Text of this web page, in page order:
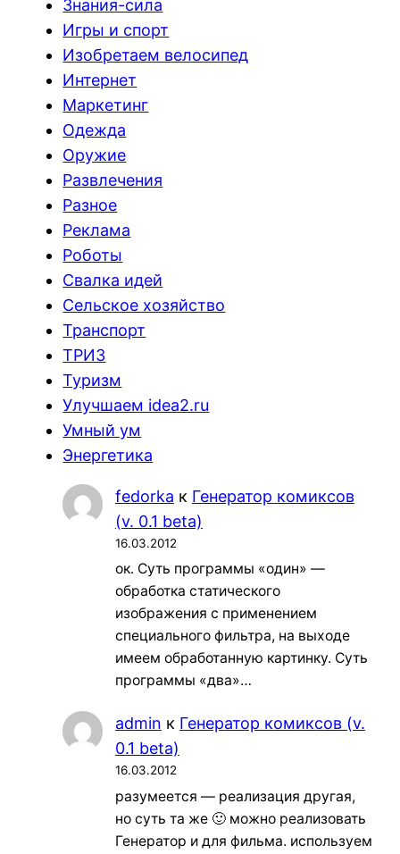
Знания-сила
Игры и спорт
Изобретаем велосипед
Интернет
Маркетинг
Одежда
Оружие
Развлечения
Разное
Реклама
Роботы
Свалка идей
Сельское хозяйство
Транспорт
ТРИЗ
Туризм
Улучшаем idea2.ru
Умный ум
Энергетика
fedorka к Генератор комиксов
(v. 0.1 beta)
16.03.2012
ок. Суть программы «один» —
обработка статического
изображения с применением
специального фильтра, на выходе
имеем обработанную картинку. Суть
программы «два»…
admin к Генератор комиксов (v.
0.1 beta)
16.03.2012
разумеется — реализация другая,
но суть та же 🙂 можно реализовать
Генератор и для фильма. используем